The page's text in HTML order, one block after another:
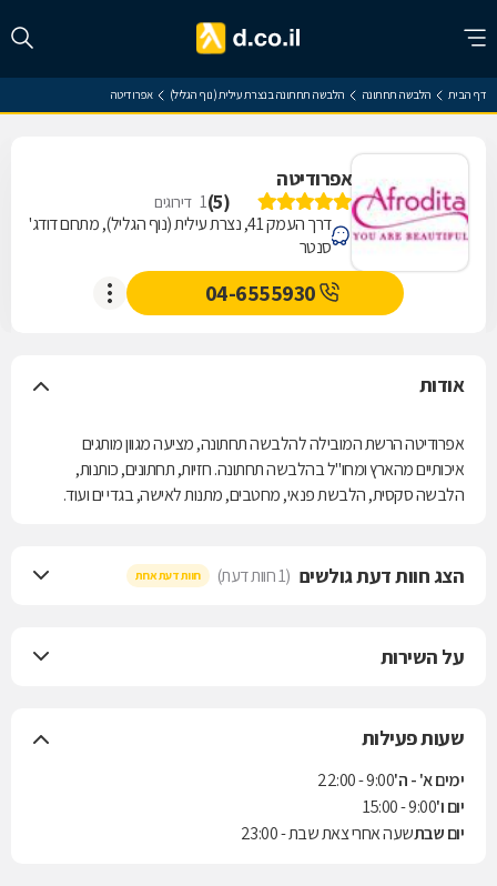
דף הבית הלבשה תחתונה הלבשה תחתונה בנצרת עילית (נוף הגליל) אפרודיטה
אפרודיטה
(
5
)
1 דירוגים
דרך העמק 41, נצרת עילית (נוף הגליל), מתחם דודג'
סנטר
04-6555930
אודות
אפרודיטה הרשת המובילה להלבשה תחתונה, מציעה מגוון מותגים
איכותיים מהארץ ומחו"ל בהלבשה תחתונה. חזיות, תחתונים, כותנות,
הלבשה סקסית, הלבשת פנאי, מחטבים, מתנות לאישה, בגדי ים ועוד.
הצג חוות דעת גולשים (1 חוות דעת) חוות דעת אחת
על השירות
שעות פעילות
ימים א' - ה'9:00 - 22:00
יום ו'9:00 - 15:00
יום שבתשעה אחרי צאת שבת - 23:00